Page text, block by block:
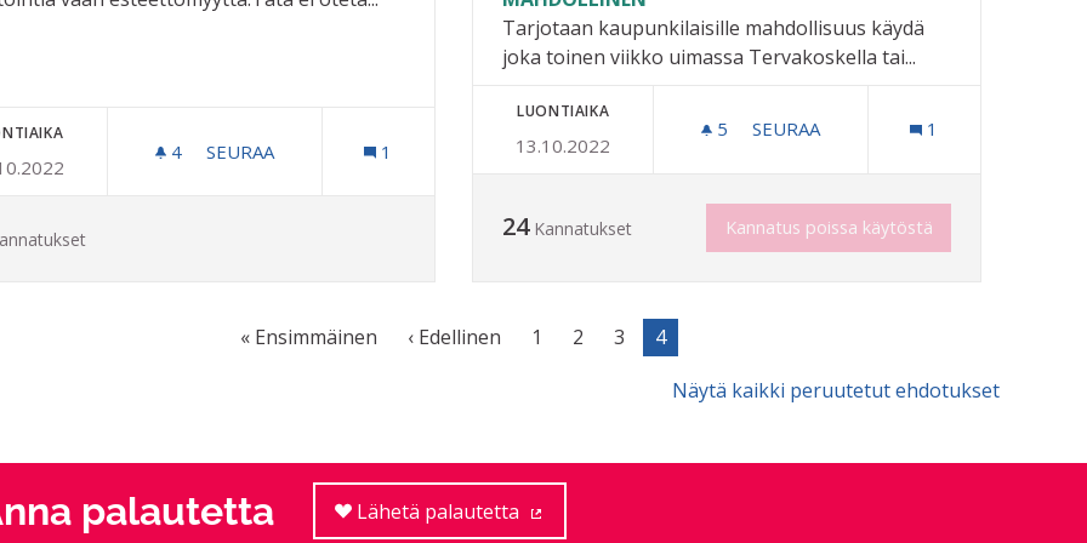
4 4 SEURAAJAA
SEURAA 1
Tarjotaan kaupunkilaisille mahdollisuus käydä
joka toinen viikko uimassa Tervakoskella tai...
LUONTIAIKA
13.10.2022
5 5 SEURAAJAA
SEURAA 1
24 Kannatukset Kannatus poissa käytöstä
« Ensimmäinen ‹ Edellinen 1 2 3
4
Näytä kaikki peruutetut ehdotukset
palautetta Lähetä palautetta
(Ulkoinen linkki)